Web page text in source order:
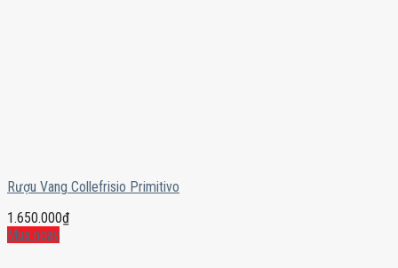
Rượu Vang Collefrisio Primitivo
1.650.000₫
Mua ngay